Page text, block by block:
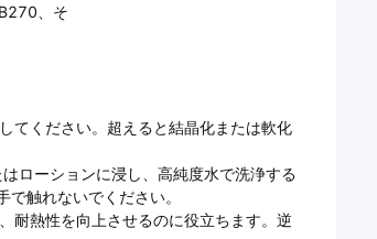
、そ
てください。超えると結晶化または軟化
ローションに浸し、高純度水で洗浄する
触れないでください。
耐熱性を向上させるのに役立ちます。逆